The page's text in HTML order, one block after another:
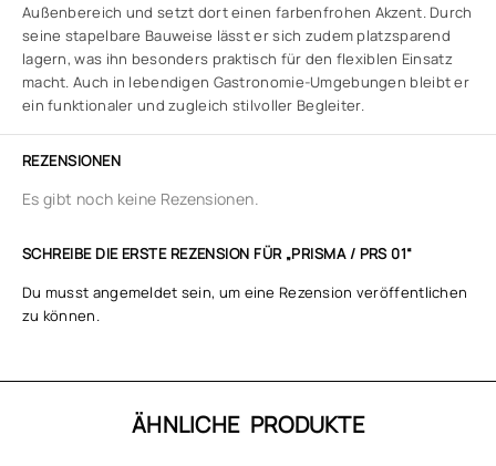
Außenbereich und setzt dort einen farbenfrohen Akzent. Durch
seine stapelbare Bauweise lässt er sich zudem platzsparend
lagern, was ihn besonders praktisch für den flexiblen Einsatz
macht. Auch in lebendigen Gastronomie-Umgebungen bleibt er
ein funktionaler und zugleich stilvoller Begleiter.
REZENSIONEN
Es gibt noch keine Rezensionen.
SCHREIBE DIE ERSTE REZENSION FÜR „PRISMA / PRS 01“
Du musst angemeldet sein, um eine Rezension veröffentlichen
zu können.
ÄHNLICHE PRODUKTE